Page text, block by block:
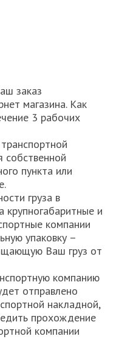
заказ
магазина. Как
3 рабочих
собственной
пункта или
груза в
крупногабаритные и
компании
упаковку –
Ваш груз от
компанию
отправлено
накладной,
прохождение
компании